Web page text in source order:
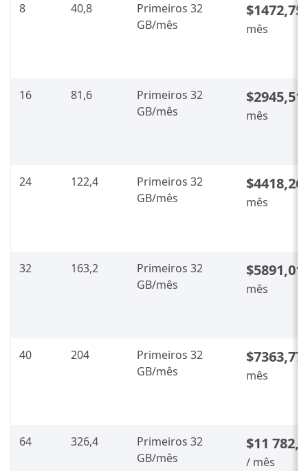
8 40,8
Primeiros 32
GB/mês
mês
16 81,6
Primeiros 32
GB/mês
mês
24 122,4
Primeiros 32
GB/mês
mês
32 163,2
Primeiros 32
GB/mês
mês
40 204
Primeiros 32
GB/mês
mês
64 326,4
Primeiros 32
GB/mês
$11
/ mês